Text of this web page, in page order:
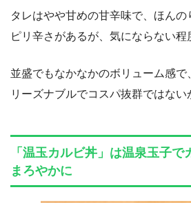
タレはやや甘めの甘辛味で、ほん
ピリ辛さがあるが、気にならない程
並盛でもなかなかのボリューム感
リーズナブルでコスパ抜群ではない
「温玉カルビ丼」は温泉玉子
まろやかに